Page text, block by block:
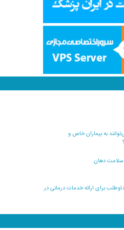
به بیماران خاص و
دهان
برای ارائه خدمات درمانی در